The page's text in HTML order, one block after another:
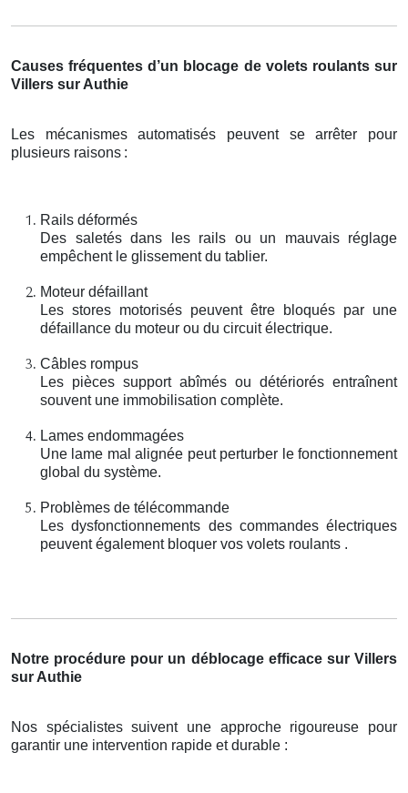
Causes fréquentes d’un blocage de volets roulants sur
Villers sur Authie
Les mécanismes automatisés peuvent se arrêter pour
plusieurs raisons :
Rails déformés
Des saletés dans les rails ou un mauvais réglage
empêchent le glissement du tablier.
Moteur défaillant
Les stores motorisés peuvent être bloqués par une
défaillance du moteur ou du circuit électrique.
Câbles rompus
Les pièces support abîmés ou détériorés entraînent
souvent une immobilisation complète.
Lames endommagées
Une lame mal alignée peut perturber le fonctionnement
global du système.
Problèmes de télécommande
Les dysfonctionnements des commandes électriques
peuvent également bloquer vos volets roulants .
Notre procédure pour un déblocage efficace sur Villers
sur Authie
Nos spécialistes suivent une approche rigoureuse pour
garantir une intervention rapide et durable :